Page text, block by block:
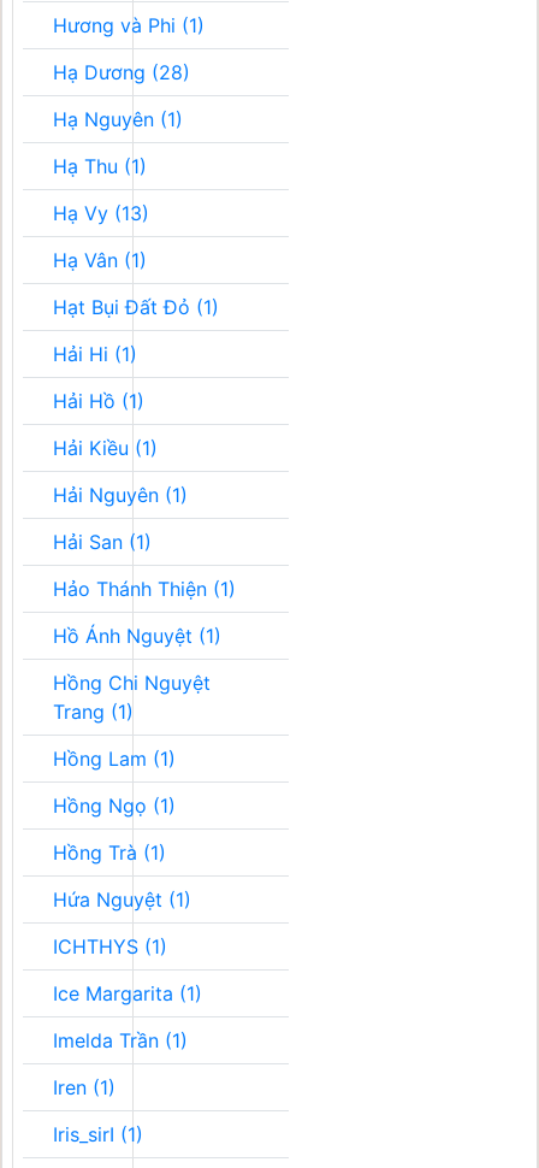
Hương và Phi (1)
Hạ Dương (28)
Hạ Nguyên (1)
Hạ Thu (1)
Hạ Vy (13)
Hạ Vân (1)
Hạt Bụi Đất Đỏ (1)
Hải Hi (1)
Hải Hồ (1)
Hải Kiều (1)
Hải Nguyên (1)
Hải San (1)
Hảo Thánh Thiện (1)
Hồ Ánh Nguyệt (1)
Hồng Chi Nguyệt
Trang (1)
Hồng Lam (1)
Hồng Ngọ (1)
Hồng Trà (1)
Hứa Nguyệt (1)
ICHTHYS (1)
Ice Margarita (1)
Imelda Trần (1)
Iren (1)
Iris_sirI (1)